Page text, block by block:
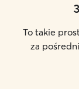
3
To takie
za